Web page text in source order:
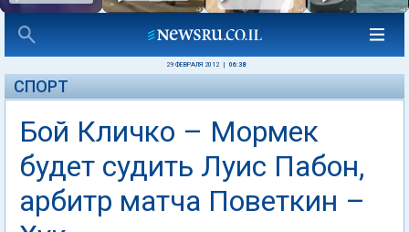
29 ФЕВРАЛЯ 2012 06:38
СПОРТ
Бой Кличко – Мормек
будет судить Луис Пабон,
арбитр матча Поветкин –